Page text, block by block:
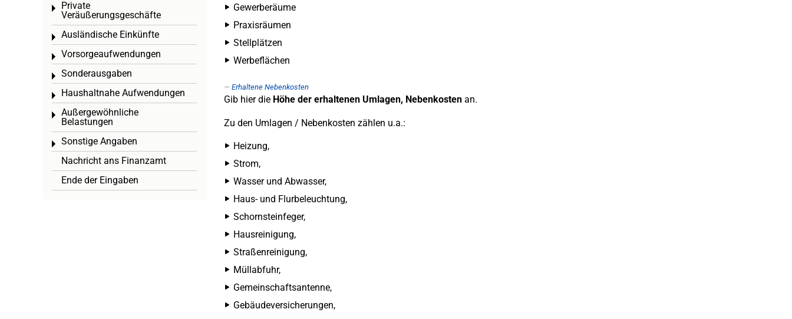
Gewerberäume
Praxisräumen
Stellplätzen
Werbeflächen
Erhaltene Nebenkosten
Gib hier die Höhe der erhaltenen Umlagen, Nebenkostenan.
Zu den Umlagen / Nebenkosten zählen u.a.:
Heizung,
Strom,
Wasser und Abwasser,
Haus- und Flurbeleuchtung,
Schornsteinfeger,
Hausreinigung,
Straßenreinigung,
Müllabfuhr,
Gemeinschaftsantenne,
Gebäudeversicherungen,
Private
Veräußerungsgeschäfte
Toggle menu
Ausländische Einkünfte
Toggle menu
Vorsorgeaufwendungen
Toggle menu
Sonderausgaben
Toggle menu
Haushaltnahe Aufwendungen
Toggle menu
Außergewöhnliche
Belastungen
Toggle menu
Sonstige Angaben
Toggle menu
Nachricht ans Finanzamt
Ende der Eingaben